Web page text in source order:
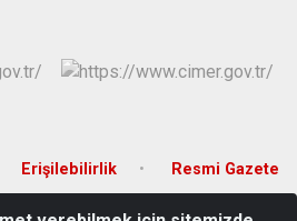
Erişilebilirlik Resmi Gazete